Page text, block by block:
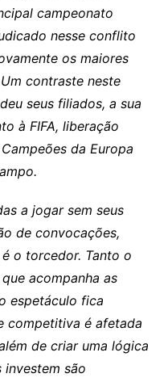
campeonato
nesse conflito
os maiores
contraste neste
seus filiados, a sua
à FIFA, liberação
da Europa
a jogar sem seus
de convocações,
o torcedor. Tanto o
acompanha as
espetáculo fica
competitiva é afetada
de criar uma lógica
investem são